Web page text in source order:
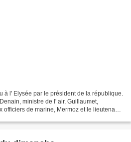
à l' Elysée par le président de la république.
ministre de l' air, Guillaumet,
officiers de marine, Mermoz et le lieutenant-